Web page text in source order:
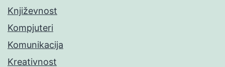
Književnost
Kompjuteri
Komunikacija
Kreativnost